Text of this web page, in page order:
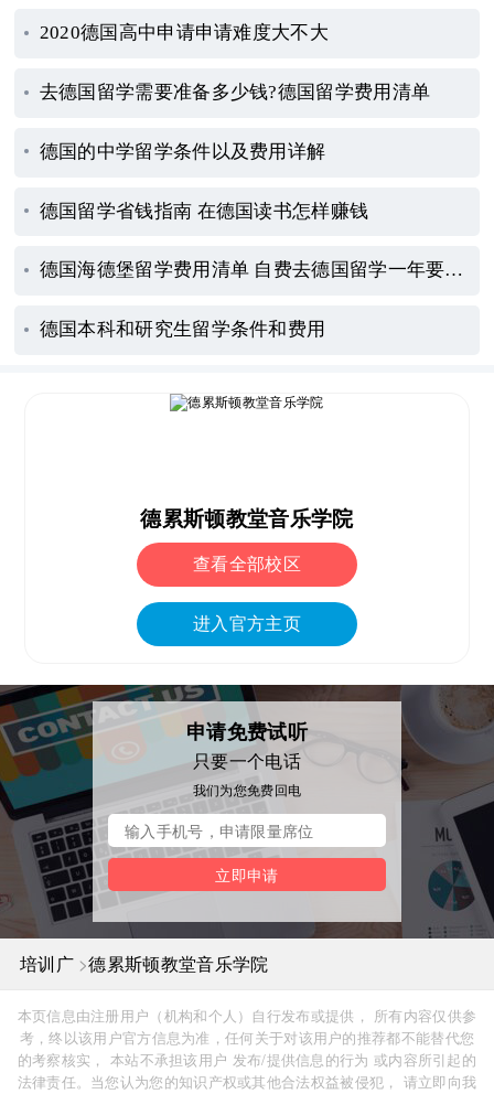
2020德国高中申请申请难度大不大
去德国留学需要准备多少钱?德国留学费用清单
德国的中学留学条件以及费用详解
德国留学省钱指南 在德国读书怎样赚钱
德国海德堡留学费用清单 自费去德国留学一年要多少钱
德国本科和研究生留学条件和费用
德累斯顿教堂音乐学院
查看全部校区
进入官方主页
申请免费试听
只要一个电话
我们为您免费回电
立即申请
培训广 >德累斯顿教堂音乐学院
本页信息由注册用户（机构和个人）自行发布或提供， 所有内容仅供参
考，终以该用户官方信息为准，任何关于对该用户的推荐都不能替代您
的考察核实， 本站不承担该用户 发布/提供信息的行为 或内容所引起的
法律责任。当您认为您的知识产权或其他合法权益被侵犯， 请立即向我